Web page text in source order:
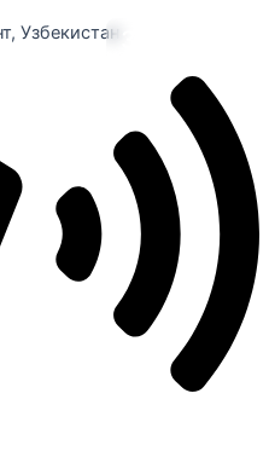
Узбекистан